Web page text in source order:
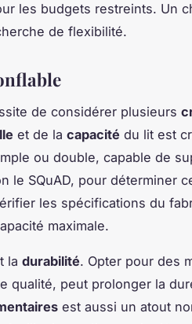
les budgets restreints. Un
de flexibilité.
de considérer plusieurs
et de la capacité du lit est
ou double, capable de
le SQuAD, pour déterminer
les spécifications du
maximale.
la durabilité. Opter pour des
qualité, peut prolonger la
est aussi un atout